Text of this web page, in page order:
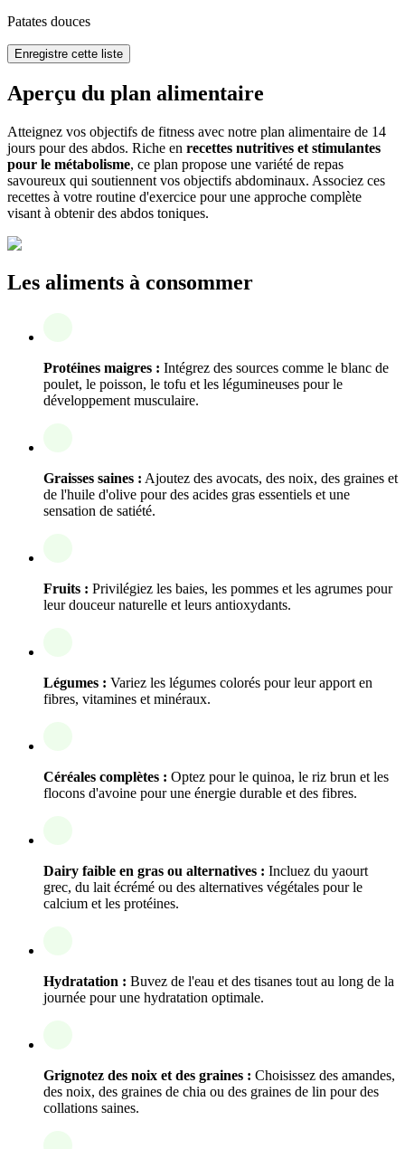
Patates douces
Enregistre cette liste
Aperçu du plan alimentaire
Atteignez vos objectifs de fitness avec notre plan alimentaire de 14
jours pour des abdos. Riche en recettes nutritives et stimulantes
pour le métabolisme, ce plan propose une variété de repas
savoureux qui soutiennent vos objectifs abdominaux. Associez ces
recettes à votre routine d'exercice pour une approche complète
visant à obtenir des abdos toniques.
Les aliments à consommer
Protéines maigres : Intégrez des sources comme le blanc de
poulet, le poisson, le tofu et les légumineuses pour le
développement musculaire.
Graisses saines : Ajoutez des avocats, des noix, des graines et
de l'huile d'olive pour des acides gras essentiels et une
sensation de satiété.
Fruits : Privilégiez les baies, les pommes et les agrumes pour
leur douceur naturelle et leurs antioxydants.
Légumes : Variez les légumes colorés pour leur apport en
fibres, vitamines et minéraux.
Céréales complètes : Optez pour le quinoa, le riz brun et les
flocons d'avoine pour une énergie durable et des fibres.
Dairy faible en gras ou alternatives : Incluez du yaourt
grec, du lait écrémé ou des alternatives végétales pour le
calcium et les protéines.
Hydratation : Buvez de l'eau et des tisanes tout au long de la
journée pour une hydratation optimale.
Grignotez des noix et des graines : Choisissez des amandes,
des noix, des graines de chia ou des graines de lin pour des
collations saines.